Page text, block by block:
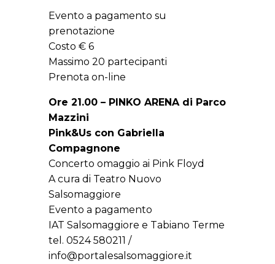
Evento a pagamento su
prenotazione
Costo € 6
Massimo 20 partecipanti
Prenota on-line
Ore 21.00 – PINKO ARENA di Parco
Mazzini
Pink&Us con Gabriella
Compagnone
Concerto omaggio ai Pink Floyd
A cura di Teatro Nuovo
Salsomaggiore
Evento a pagamento
IAT Salsomaggiore e Tabiano Terme
tel. 0524 580211 /
info@portalesalsomaggiore.it